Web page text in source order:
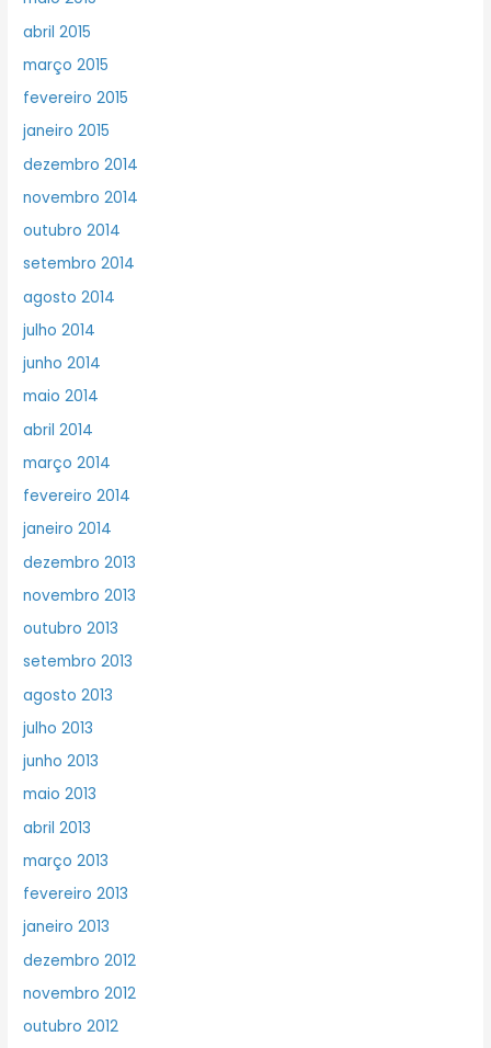
abril 2015
março 2015
fevereiro 2015
janeiro 2015
dezembro 2014
novembro 2014
outubro 2014
setembro 2014
agosto 2014
julho 2014
junho 2014
maio 2014
abril 2014
março 2014
fevereiro 2014
janeiro 2014
dezembro 2013
novembro 2013
outubro 2013
setembro 2013
agosto 2013
julho 2013
junho 2013
maio 2013
abril 2013
março 2013
fevereiro 2013
janeiro 2013
dezembro 2012
novembro 2012
outubro 2012